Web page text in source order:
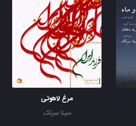
مرغ لاهوتی
سینا سرلک